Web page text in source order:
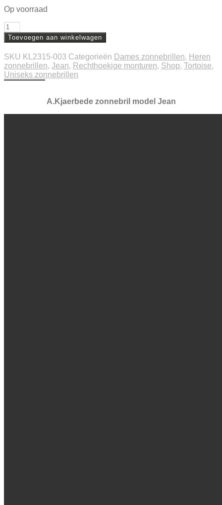
Op voorraad
Aantal
Toevoegen aan winkelwagen
SKU KL2315-003 Categorieën Dames zonnebrillen, Heren
zonnebrillen, Jean, Rechthoekige monturen, Shop, Tortoise,
Uniseks zonnebrillen
A.Kjaerbede zonnebril model Jean